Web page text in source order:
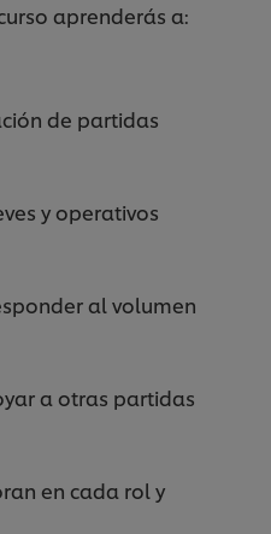
aprenderás a:
de partidas
y operativos
al volumen
a otras partidas
en cada rol y